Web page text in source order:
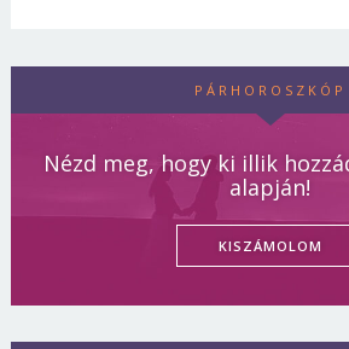
PÁRHOROSZKÓP
Nézd meg, hogy ki illik
alapján!
KISZÁMOLOM